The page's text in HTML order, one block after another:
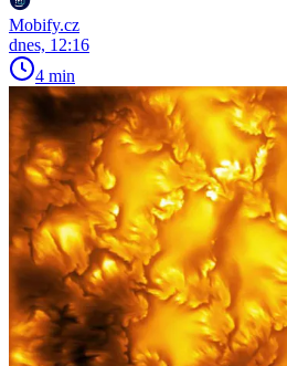
Mobify.cz
dnes, 12:16
4 min